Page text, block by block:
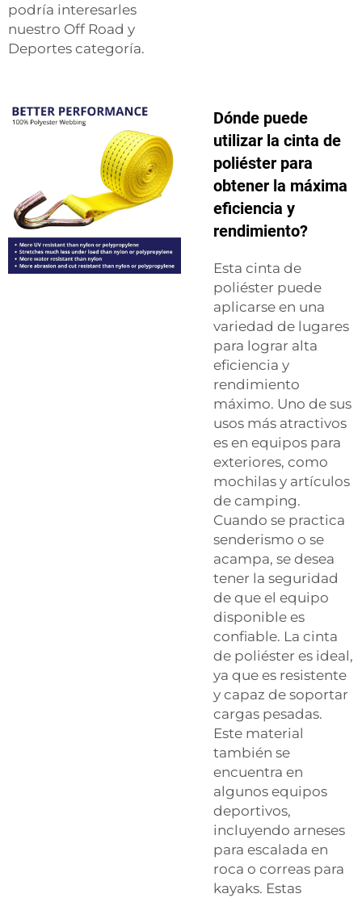
podría interesarles
nuestro Off Road y
Deportes categoría.
Dónde puede
utilizar la cinta de
poliéster para
obtener la máxima
eficiencia y
rendimiento?
Esta cinta de
poliéster puede
aplicarse en una
variedad de lugares
para lograr alta
eficiencia y
rendimiento
máximo. Uno de sus
usos más atractivos
es en equipos para
exteriores, como
mochilas y artículos
de camping.
Cuando se practica
senderismo o se
acampa, se desea
tener la seguridad
de que el equipo
disponible es
confiable. La cinta
de poliéster es ideal,
ya que es resistente
y capaz de soportar
cargas pesadas.
Este material
también se
encuentra en
algunos equipos
deportivos,
incluyendo arneses
para escalada en
roca o correas para
kayaks. Estas